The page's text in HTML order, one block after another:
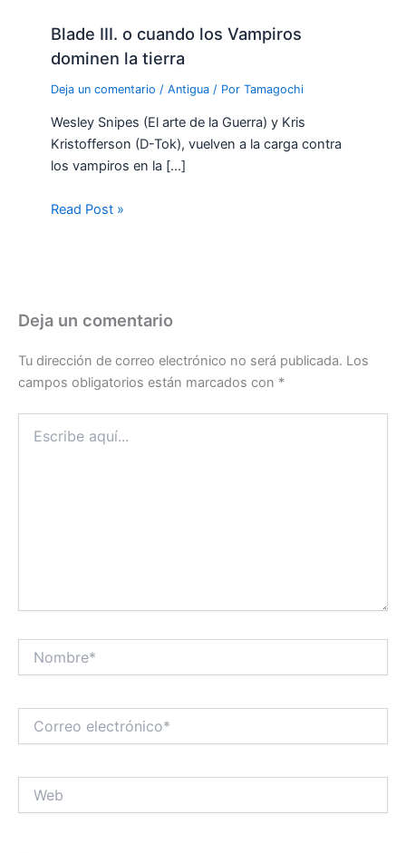
Blade III. o cuando los Vampiros
dominen la tierra
Deja un comentario /Antigua / PorTamagochi
Wesley Snipes (El arte de la Guerra) y Kris
Kristofferson (D-Tok), vuelven a la carga contra
los vampiros en la […]
Read Post »
Deja un comentario
Tu dirección de correo electrónico no será publicada. Los
campos obligatorios están marcados con *
aquí...
electrónico*